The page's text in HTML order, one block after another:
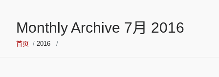
Monthly Archive 7月 2016
首页 / 2016 /